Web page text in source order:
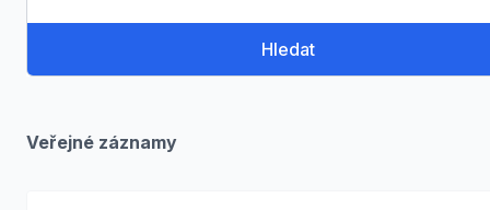
Hledat
Veřejné záznamy